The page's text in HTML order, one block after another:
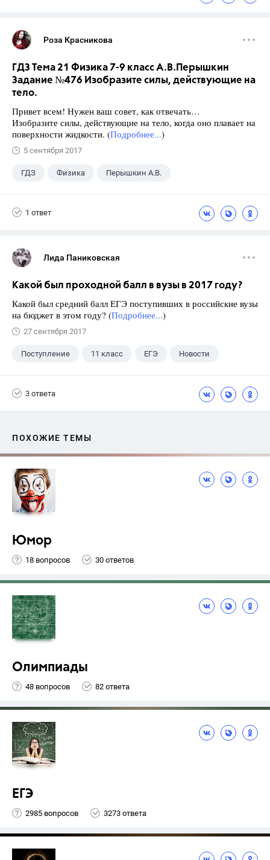
Роза Красникова
ГДЗ Тема 21 Физика 7-9 класс А.В.Перышкин
Задание №476 Изобразите силы, действующие на
тело.
Привет всем! Нужен ваш совет, как отвечать…
Изобразите силы, действующие на тело, когда оно плавает на
поверхности жидкости. (Подробнее...)
5 сентября 2017
ГДЗ Физика Перышкин А.В.
1 ответ
Лида Паниковская
Какой был проходной балл в вузы в 2017 году?
Какой был средний балл ЕГЭ поступивших в российские вузы
на бюджет в этом году? (Подробнее...)
27 сентября 2017
Поступление 11 класс ЕГЭ Новости
3 ответа
ПОХОЖИЕ ТЕМЫ
Юмор
18 вопросов 30 ответов
Олимпиады
48 вопросов 82 ответа
ЕГЭ
2985 вопросов 3273 ответа